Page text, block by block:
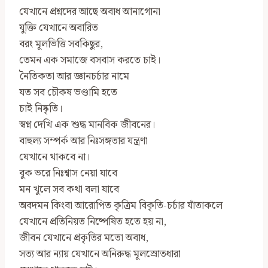
যেখানে প্রশ্নদের আছে অবাধ আনাগোনা
যুক্তি যেখানে অবারিত
বরং মূলভিত্তি সবকিছুর,
তেমন এক সমাজে বসবাস করতে চাই।
নৈতিকতা আর জ্ঞানচর্চার নামে
যত সব চৌকষ ভণ্ডামি হতে
চাই নিষ্কৃতি।
স্বপ্ন দেখি এক শুদ্ধ মানবিক জীবনের।
বাহুল্য সম্পর্ক আর নিঃসঙ্গতার যন্ত্রণা
যেখানে থাকবে না।
বুক ভরে নিঃশ্বাস নেয়া যাবে
মন খুলে সব কথা বলা যাবে
অবদমন কিংবা আরোপিত কৃত্রিম বিকৃতি-চর্চার যাঁতাকলে
যেখানে প্রতিনিয়ত নিষ্পেষিত হতে হয় না,
জীবন যেখানে প্রকৃতির মতো অবাধ,
সত্য আর ন‍্যায় যেখানে অনিরুদ্ধ মূলস্রোতধারা